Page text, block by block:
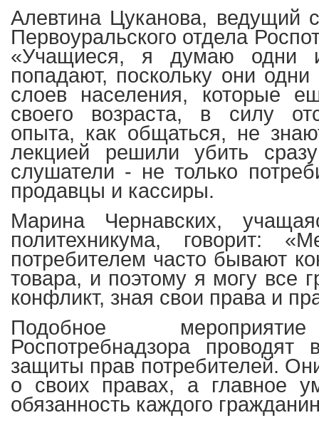
Алевтина Цуканова, ведущий
Первоуральского отдела
«Учащиеся, я думаю одни
попадают, поскольку они
слоев населения, которые
своего возраста, в силу
опыта, как общаться, не
лекцией решили убить
слушатели - не только
продавцы и кассиры.
Марина Чернавских,
политехникума, говорит:
потребителем часто бывают
товара, и поэтому я могу все
конфликт, зная свои права и
Подобное
Роспотребнадзора
защиты прав потребителей.
о своих правах, а главное
обязанность каждого